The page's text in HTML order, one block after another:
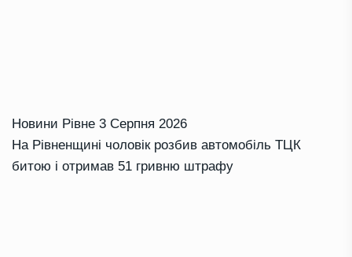
Новини Рівне 3 Серпня 2026
На Рівненщині чоловік розбив автомобіль ТЦК
битою і отримав 51 гривню штрафу